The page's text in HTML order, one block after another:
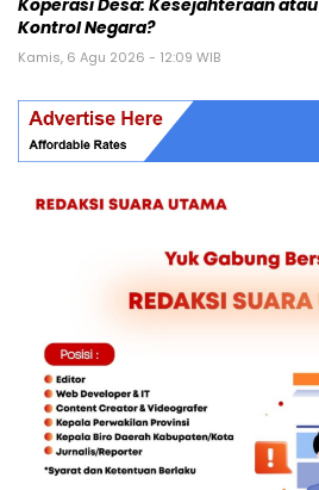
Koperasi Desa: Kesejahteraan atau
Kontrol Negara?
Kamis, 6 Agu 2026 - 12:09 WIB